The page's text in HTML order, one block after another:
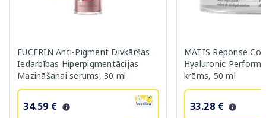
EUCERIN Anti-Pigment Divkāršas
Iedarbības Hiperpigmentācijas
Mazināšanai serums, 30 ml
34.59 €
MATIS Reponse
Hyaluronic
krēms, 50 ml
33.28 €